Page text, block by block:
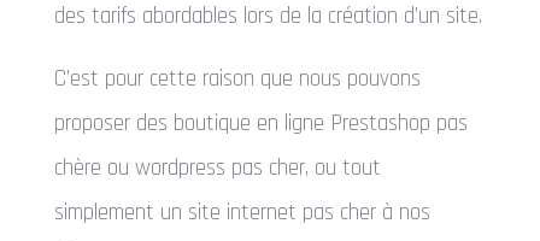
des tarifs abordables lors de la création d’un site.
C’est pour cette raison que nous pouvons
proposer des boutique en ligne Prestashop pas
chère ou wordpress pas cher, ou tout
simplement un site internet pas cher à nos